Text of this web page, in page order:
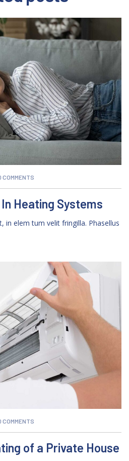
COMMENTS
Heating Systems
in elem tum velit fringilla. Phasellus
COMMENTS
of a Private House